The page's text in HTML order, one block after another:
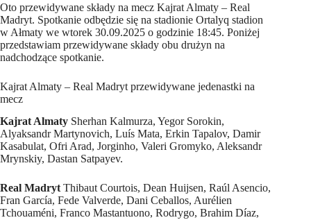
Oto przewidywane składy na mecz Kajrat Almaty – Real
Madryt. Spotkanie odbędzie się na stadionie Ortalyq stadion
w Ałmaty we wtorek 30.09.2025 o godzinie 18:45. Poniżej
przedstawiam przewidywane składy obu drużyn na
nadchodzące spotkanie.
Kajrat Almaty – Real Madryt przewidywane jedenastki na
mecz
Kajrat Almaty Sherhan Kalmurza, Yegor Sorokin,
Alyaksandr Martynovich, Luís Mata, Erkin Tapalov, Damir
Kasabulat, Ofri Arad, Jorginho, Valeri Gromyko, Aleksandr
Mrynskiy, Dastan Satpayev.
Real Madryt Thibaut Courtois, Dean Huijsen, Raúl Asencio,
Fran García, Fede Valverde, Dani Ceballos, Aurélien
Tchouaméni, Franco Mastantuono, Rodrygo, Brahim Díaz,